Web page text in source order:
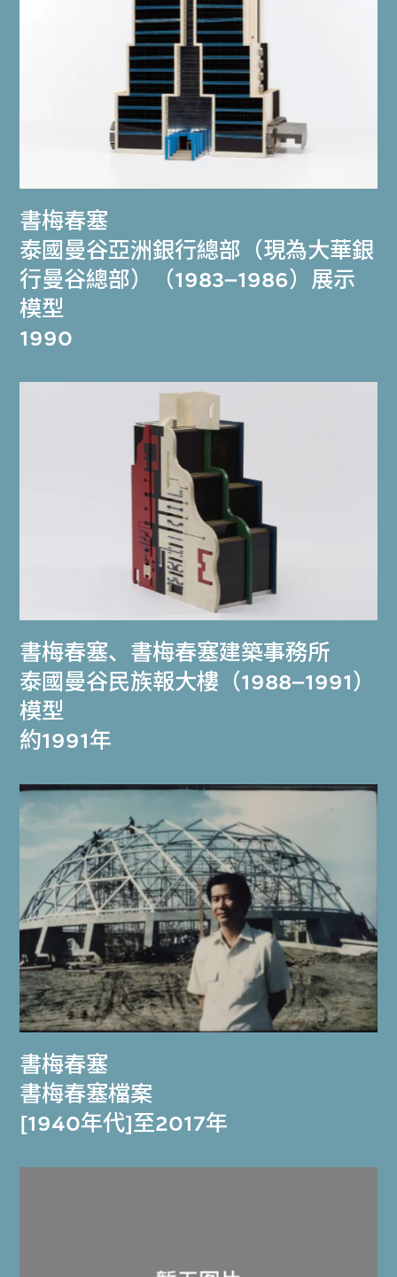
書梅春塞
泰國曼谷亞洲銀行總部（現為大華銀
行曼谷總部）（1983–1986）展示
模型
1990
書梅春塞、 書梅春塞建築事務所
泰國曼谷民族報大樓（1988–1991）
模型
約1991年
書梅春塞
書梅春塞檔案
[1940年代]至2017年